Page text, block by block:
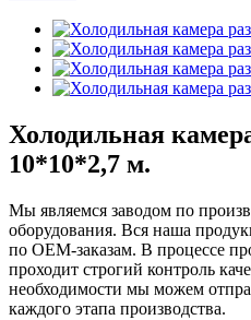
Холодильная
10*10*2,7 м.
Мы являемся заводом по
оборудования. Вся наша
по OEM-заказам. В процессе
проходит строгий контроль
необходимости мы можем
каждого этапа производства.